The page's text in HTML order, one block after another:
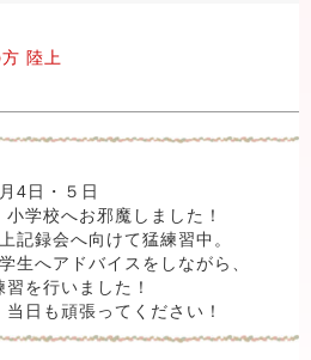
陸上
4日・５日
学校へお邪魔しました！
記録会へ向けて猛練習中。
生へアドバイスをしながら、
習を行いました！
日も頑張ってください！